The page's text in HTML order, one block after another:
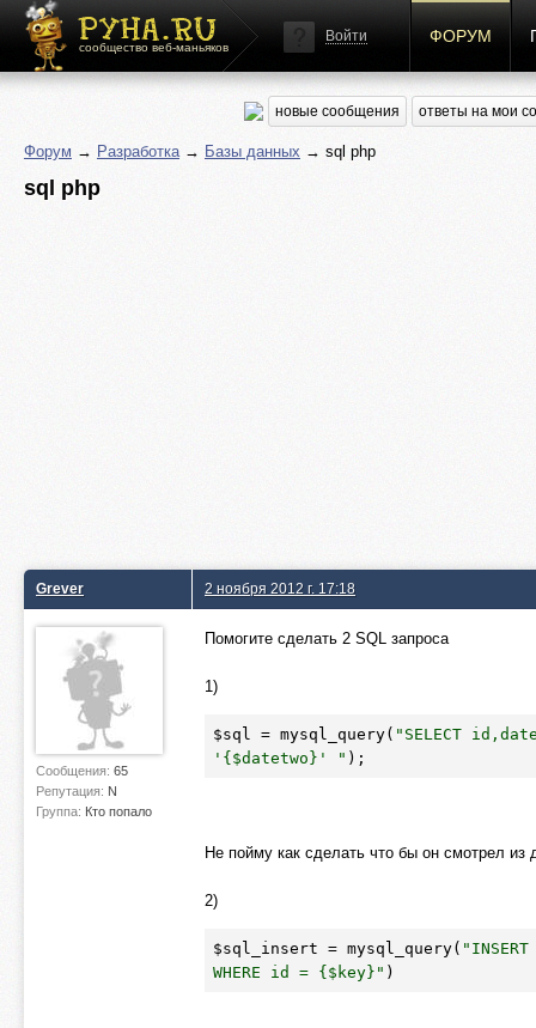
сообщество веб-маньяков
Войти ФОРУМ
новые сообщения ответы на мои
Форум → Разработка→ Базы данных → sql php
sql php
Grever
Сообщения: 65
Репутация: N
Группа: Кто попало
2 ноября 2012 г. 17:18
Помогите сделать 2 SQL запроса
1)
$sql = mysql_query( "SELECT
'{$datetwo}' " );
Не пойму как сделать что бы он смотрел
2)
$sql_insert = mysql_query(
WHERE id = {$key}" )